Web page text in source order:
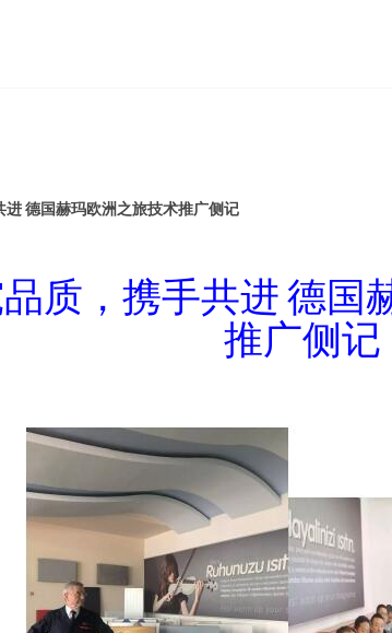
进 德国赫玛欧洲之旅技术推广侧记
质，携手共进 德国
推广侧记